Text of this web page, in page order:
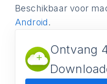
Beschikbaar voor
Android.
Ontvang